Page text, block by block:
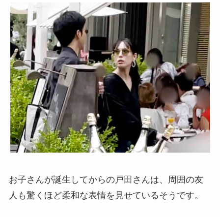
お子さんが誕生してからの戸田さんは、周囲の友
人も驚くほど柔和な表情を見せているそうです。